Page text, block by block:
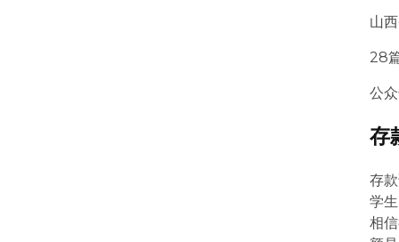
山
28
公
存
存
学
相